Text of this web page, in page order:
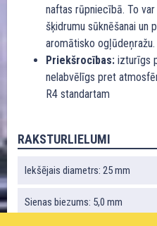
naftas rūpniecībā. To
šķidrumu sūknēšanai un
aromātisko ogļūdeņražu.
Priekšrocības: izturīgs
nelabvēlīgs pret
R4 standartam
RAKSTURLIELUMI
Iekšējais diametrs: 25 mm
Sienas biezums: 5,0 mm